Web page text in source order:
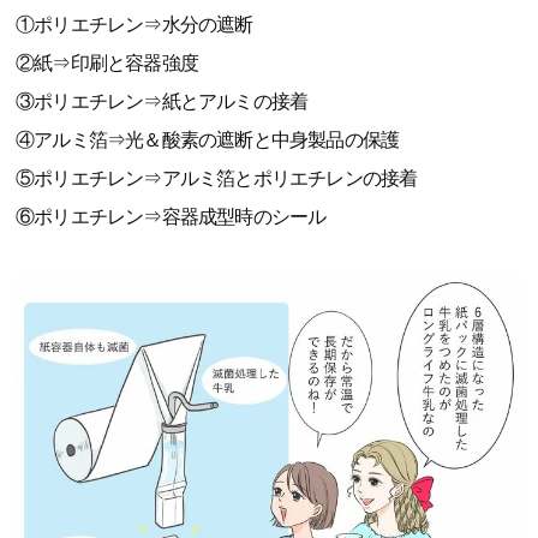
①ポリエチレン⇒水分の遮断
②紙⇒印刷と容器強度
③ポリエチレン⇒紙とアルミの接着
④アルミ箔⇒光＆酸素の遮断と中身製品の保護
⑤ポリエチレン⇒アルミ箔とポリエチレンの接着
⑥ポリエチレン⇒容器成型時のシール